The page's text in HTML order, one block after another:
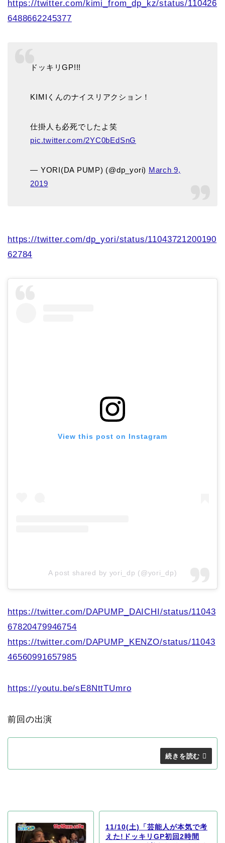
https://twitter.com/kimi_from_dp_kz/status/110426
6488662245377
ドッキリGP!!!
KIMIくんのナイスリアクション！
仕掛人も必死でしたよ笑
pic.twitter.com/2YC0bEdSnG
— YORI(DA PUMP) (@dp_yori) March 9,
2019
https://twitter.com/dp_yori/status/11043721200190
62784
View this post on Instagram
A post shared by yori_dp (@yori_dp)
https://twitter.com/DAPUMP_DAICHI/status/11043
67820479946754
https://twitter.com/DAPUMP_KENZO/status/11043
46560991657985
https://youtu.be/sE8NttTUmro
前回の出演
11/10(土)「芸能人が本気で考
えた!ドッキリGP初回2時間